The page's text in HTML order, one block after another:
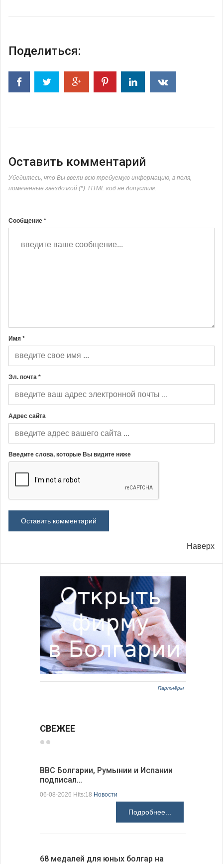
Поделиться:
Оставить комментарий
Убедитесь, что Вы ввели всю требуемую информацию, в поля,
помеченные звёздочкой (*). HTML код не допустим.
Сообщение *
Имя *
Эл. почта *
Адрес сайта
Введите слова, которые Вы видите ниже
Наверх
Партнёры
СВЕЖЕЕ
ВВС Болгарии, Румынии и Испании
подписал…
06-08-2026 Hits:18 Новости
Подробнее...
68 медалей для юных болгар на